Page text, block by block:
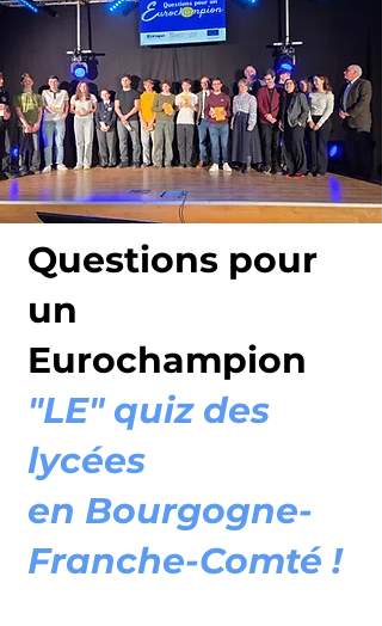
Questions pour
un
Eurochampion
"LE" quiz des
lycées
en Bourgogne-
Franche-Comté !